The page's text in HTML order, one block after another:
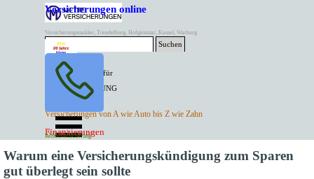
Direkt zum Seiteninhalt
Versicherungen online
Versicherungsmakler, Trendelburg, Hofgeismar, Kassel, Warburg
BESTER PREIS für
SPITZEN LEISTUNG
ANGEBOTE
Versicherungen von A wie Auto bis Z wie Zahn
Kontakt Tel. 05671/7799991
Mette Versicherungen
Suchen
Versicherungen
Finanzierungen
Rentenversicherung
Menü überspringen
Warum eine Versicherungskündigung zum Sparen
gut überlegt sein sollte